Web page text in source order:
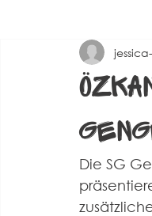
Spielberichte Herren 2
Die SG